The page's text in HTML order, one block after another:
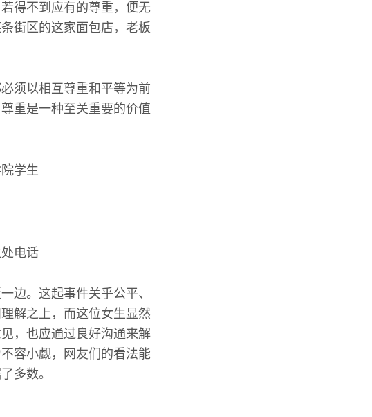
得不到应有的尊重，便无
街区的这家面包店，老板
须以相互尊重和平等为前
重是一种至关重要的价值
边。这起事件关乎公平、
解之上，而这位女生显然
，也应通过良好沟通来解
容小觑，网友们的看法能
多数。